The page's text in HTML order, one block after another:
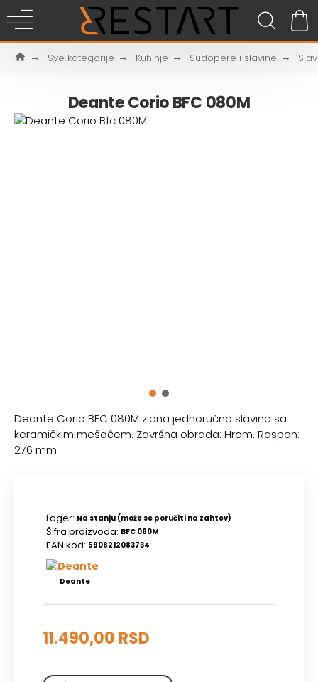
Sve kategorije Kuhinje Sudopere i slavine
Deante Corio BFC 080M
Deante Corio BFC 080M zidna jednoručna slavina sa
keramičkim mešačem. Završna obrada: Hrom. Raspon:
276 mm
Lager: Na stanju (može se poručiti na zahtev)
Šifra proizvoda: BFC 080M
EAN kod: 5908212083734
Deante
11.490,00 RSD